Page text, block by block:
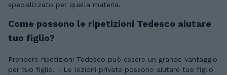
specializzato per quella materia.
Come possono le ripetizioni Tedesco aiutare
tuo figlio?
Prendere ripetizioni Tedesco può essere un grande vantaggio
per tuo figlio. - Le lezioni private possono aiutare tuo figlio